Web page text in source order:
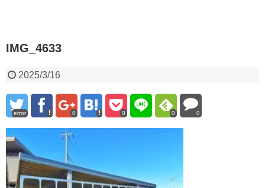
IMG_4633
2025/3/16
error 0 0 0 0